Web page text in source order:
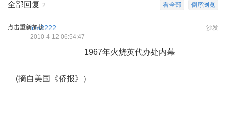
倒序浏览
看全部
全部回复 2
点击重新加载 沙发
lrm2222
2010-4-12 06:54:47
1967年火烧英代办处内幕
(摘自美国《侨报》）